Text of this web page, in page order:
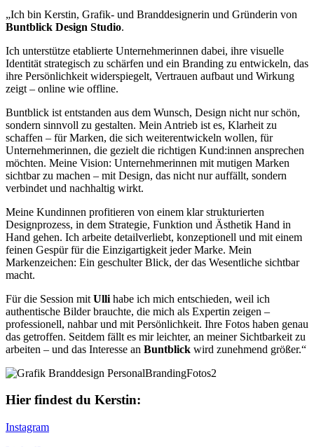
„Ich bin Kerstin, Grafik- und Branddesignerin und Gründerin von
Buntblick Design Studio.
Ich unterstütze etablierte Unternehmerinnen dabei, ihre visuelle
Identität strategisch zu schärfen und ein Branding zu entwickeln, das
ihre Persönlichkeit widerspiegelt, Vertrauen aufbaut und Wirkung
zeigt – online wie offline.
Buntblick ist entstanden aus dem Wunsch, Design nicht nur schön,
sondern sinnvoll zu gestalten. Mein Antrieb ist es, Klarheit zu
schaffen – für Marken, die sich weiterentwickeln wollen, für
Unternehmerinnen, die gezielt die richtigen Kund:innen ansprechen
möchten. Meine Vision: Unternehmerinnen mit mutigen Marken
sichtbar zu machen – mit Design, das nicht nur auffällt, sondern
verbindet und nachhaltig wirkt.
Meine Kundinnen profitieren von einem klar strukturierten
Designprozess, in dem Strategie, Funktion und Ästhetik Hand in
Hand gehen. Ich arbeite detailverliebt, konzeptionell und mit einem
feinen Gespür für die Einzigartigkeit jeder Marke. Mein
Markenzeichen: Ein geschulter Blick, der das Wesentliche sichtbar
macht.
Für die Session mit Ulli habe ich mich entschieden, weil ich
authentische Bilder brauchte, die mich als Expertin zeigen –
professionell, nahbar und mit Persönlichkeit. Ihre Fotos haben genau
das getroffen. Seitdem fällt es mir leichter, an meiner Sichtbarkeit zu
arbeiten – und das Interesse an Buntblick wird zunehmend größer.“
Hier findest du Kerstin:
Instagram